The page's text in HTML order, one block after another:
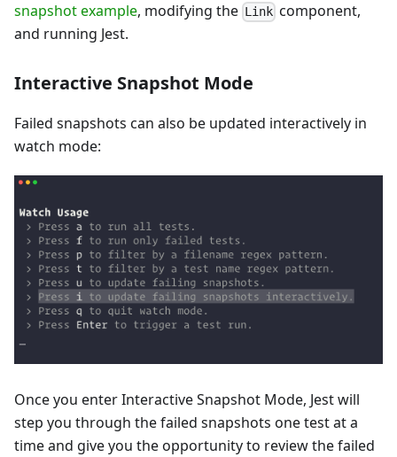
snapshot example, modifying the Link component,
and running Jest.
Interactive Snapshot Mode
Failed snapshots can also be updated interactively in
watch mode:
Once you enter Interactive Snapshot Mode, Jest will
step you through the failed snapshots one test at a
time and give you the opportunity to review the failed